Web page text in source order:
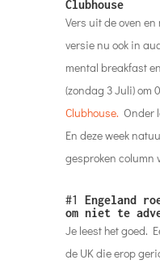
Clubhouse
Vers uit de oven
versie nu ook in
mental breakfast
(zondag 3 Juli) om
Clubhouse. Onder
En deze week
gesproken column
#1 Engeland
om niet te
Je leest het goed.
de UK die erop